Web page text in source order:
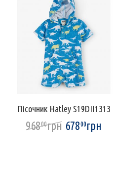
Пісочник Hatley S19DII1313
96800грн 67800грн